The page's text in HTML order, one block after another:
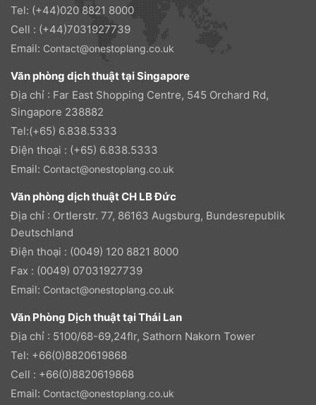
Tel: (+44)020 8821 8000
Cell : (+44)7031927739
Email: Contact@onestoplang.co.uk
Văn phòng dịch thuật tại Singapore
Địa chỉ : Far East Shopping Centre, 545 Orchard Rd,
Singapore 238882
Tel:(+65) 6.838.5333
Điện thoại : (+65) 6.838.5333
Email: Contact@onestoplang.co.uk
Văn phòng dịch thuật CH LB Đức
Địa chỉ : Ortlerstr. 77, 86163 Augsburg, Bundesrepublik
Deutschland
Điện thoại : (0049) 120 8821 8000
Fax : (0049) 07031927739
Email: Contact@onestoplang.co.uk
Văn Phòng Dịch thuật tại Thái Lan
Địa chỉ : 5100/68-69,24flr, Sathorn Nakorn Tower
Tel: +66(0)8820619868
Cell : +66(0)8820619868
Email: Contact@onestoplang.co.uk